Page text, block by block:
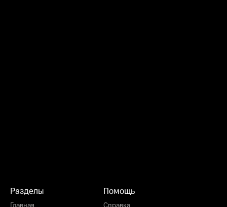
Разделы Помощь